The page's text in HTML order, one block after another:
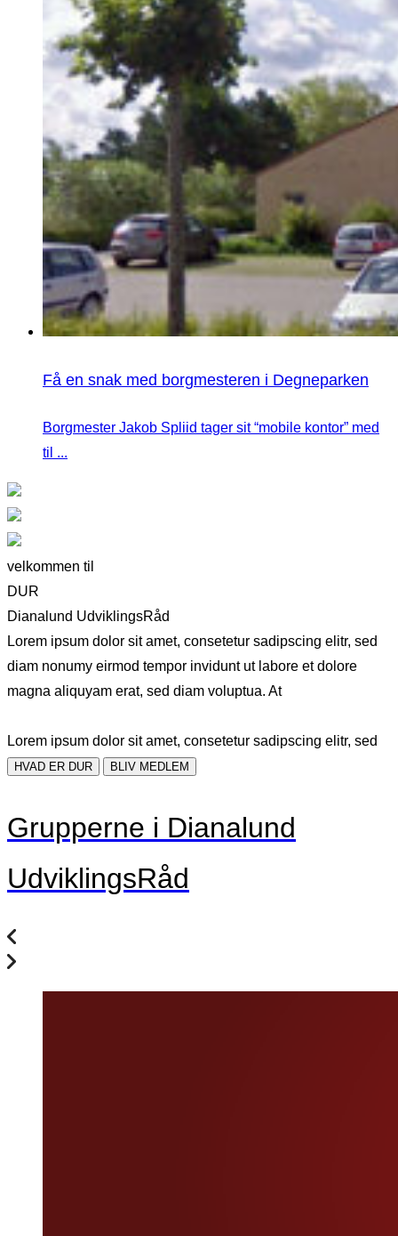
Få en snak med borgmesteren i Degneparken
Borgmester Jakob Spliid tager sit “mobile kontor” med
til ...
velkommen til
DUR
Dianalund UdviklingsRåd
Lorem ipsum dolor sit amet, consetetur sadipscing elitr, sed
diam nonumy eirmod tempor invidunt ut labore et dolore
magna aliquyam erat, sed diam voluptua. At
Lorem ipsum dolor sit amet, consetetur sadipscing elitr, sed
HVAD ER DUR BLIV MEDLEM
Grupperne i Dianalund
UdviklingsRåd